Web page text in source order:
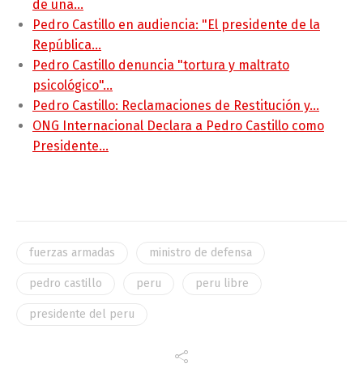
de una…
Pedro Castillo en audiencia: "El presidente de la
República…
Pedro Castillo denuncia "tortura y maltrato
psicológico"…
Pedro Castillo: Reclamaciones de Restitución y…
ONG Internacional Declara a Pedro Castillo como
Presidente…
fuerzas armadas ministro de defensa
pedro castillo peru peru libre
presidente del peru